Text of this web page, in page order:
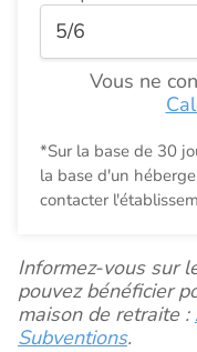
Vous ne
*Sur la base de 30
la base d'un
contacter
Informez-vous sur
pouvez bénéficier
maison de retraite :
Subventions.